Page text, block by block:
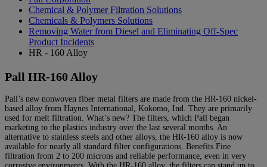
Chemical & Polymer Filtration Solutions
Chemicals & Polymers Solutions
Removing Water from Diesel and Eliminating Off-Spec
Product Incidents
HR - 160 Alloy
Pall HR-160 Alloy
Pall’s new nonwoven fiber metal filters are made from the HR-160 nickel-
based alloy from Haynes International, Kokomo, Ind. They are primarily
used for melt filtration. What’s new? The filters, which Pall began
marketing to the plastics industry over the last several months. An
alternative to stainless steels and other alloys, the HR-160 alloy is now
available for nearly all standard filter configurations. Benefits Fine
filtration from 2 to 200 microns and reliable performance, even in very